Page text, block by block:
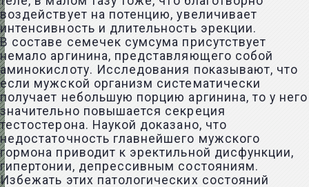
воздействует на потенцию, увеличивает
интенсивность и длительность эрекции.
В составе семечек сумсума присутствует
немало аргинина, представляющего собой
аминокислоту. Исследования показывают, что
если мужской организм систематически
получает небольшую порцию аргинина, то у него
значительно повышается секреция
тестостерона. Наукой доказано, что
недостаточность главнейшего мужского
гормона приводит к эректильной дисфункции,
гипертонии, депрессивным состояниям.
Избежать этих патологических состояний